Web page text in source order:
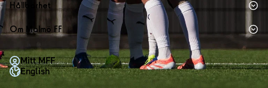
Fotbollsnätverket
P19
P17
F17
Partner dam
Matchdag på Eleda Stadion
MFF-museet & rundvandringar
Fest & Event
Konferens
Möte
Mässa
Hållbarhet
Hållbarhet
Himmelsblå framtid – en match för miljön
MFF i samhället
Laget för alla
Om Malmö FF
Om Malmö FF
Kontakt
Mitt MFF
English